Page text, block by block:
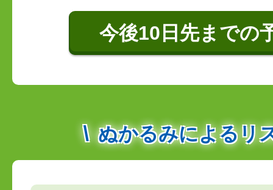
今後10日先までの
ぬかるみによるリ